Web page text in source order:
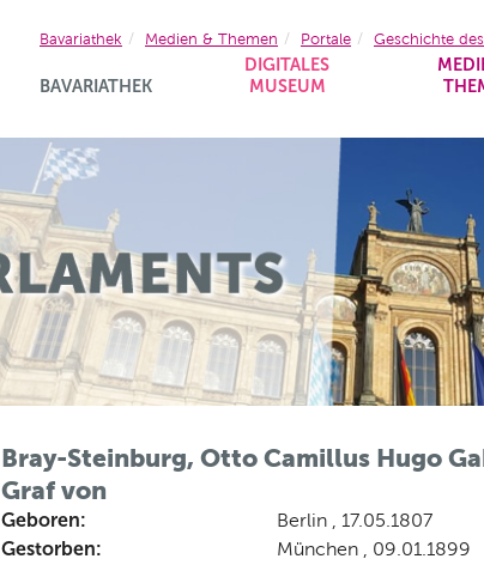
BAVARIATHEK
DIGITALES
MUSEUM
Bavariathek Medien & Themen Portale Geschichte
Bray-Steinburg, Otto Camillus Hugo
Graf von
Geboren: Berlin , 17.05.1807
Gestorben: München , 09.01.1899